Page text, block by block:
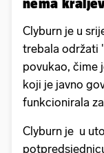
nema
Clyburn je u
trebala održati
povukao, čime
koji je javno
funkcionirala
Clyburn je u